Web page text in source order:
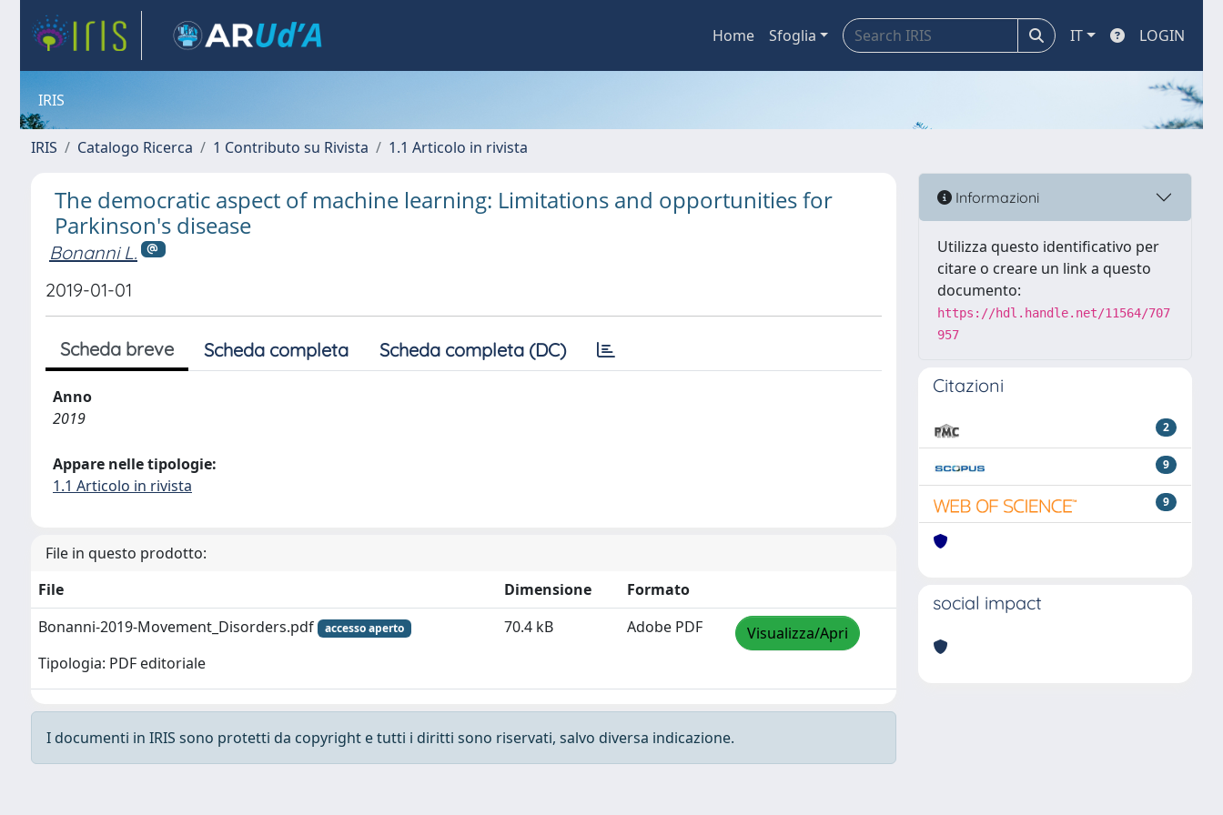
Home Sfoglia IT LOGIN
IRIS
IRIS Catalogo Ricerca 1 Contributo su Rivista 1.1 Articolo in rivista
The democratic aspect of machine learning: Limitations and opportunities for
Parkinson's disease
Bonanni L.
2019-01-01
Scheda breve Scheda completa Scheda completa (DC)
Anno
2019
Appare nelle tipologie:
1.1 Articolo in rivista
File in questo prodotto:
File
Dimensione
Formato
Bonanni-2019-Movement_Disorders.pdf
accesso aperto
Tipologia: PDF editoriale
70.4 kB Adobe PDF Visualizza/Apri
I documenti in IRIS sono protetti da copyright e tutti i diritti sono riservati, salvo diversa indicazione.
Informazioni
Utilizza questo identificativo per
citare o creare un link a questo
documento:
https://hdl.handle.net/11564/707
957
Citazioni
2
9
9
social impact